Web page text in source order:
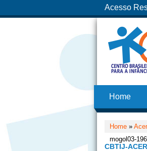
Acesso
Home
Home »
mogol03-
CBTIJ-